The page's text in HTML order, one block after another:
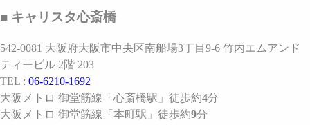
■ キャリスタ心斎橋
542-0081 大阪府大阪市中央区南船場3丁目9-6 竹内エムアンド
ティービル 2階 203
TEL : 06-6210-1692
大阪メトロ 御堂筋線 「心斎橋駅」 徒歩約4分
大阪メトロ 御堂筋線 「本町駅」 徒歩約9分